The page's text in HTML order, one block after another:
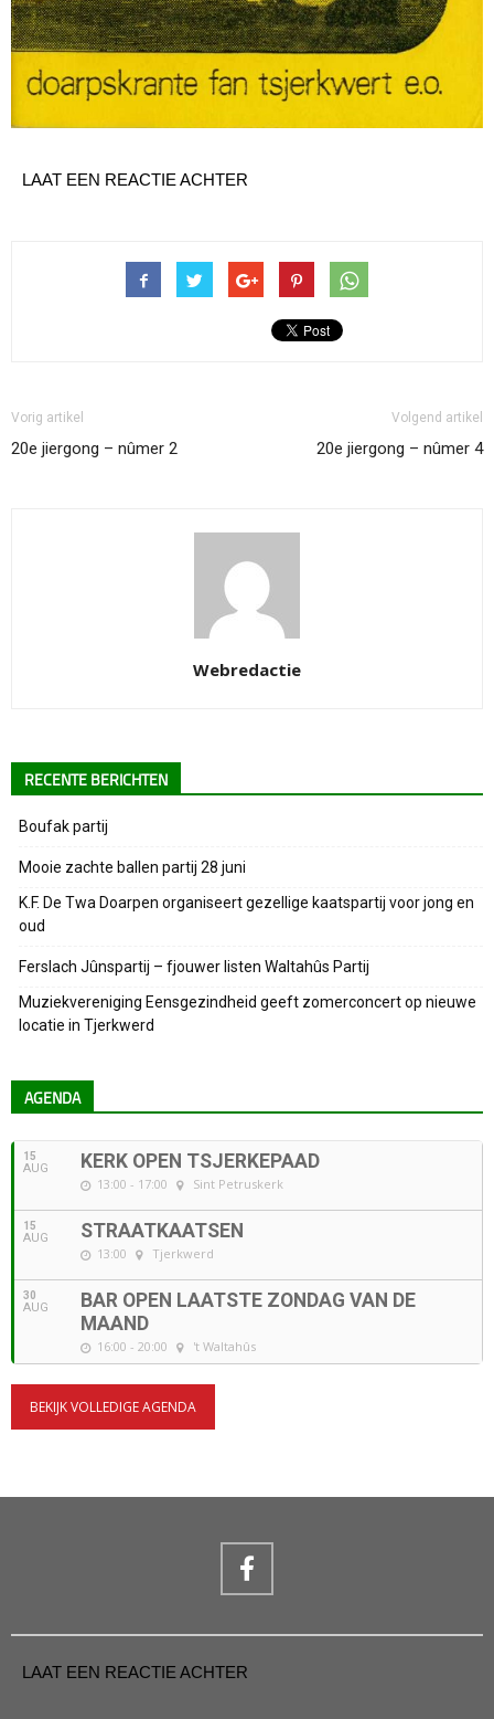
LAAT EEN REACTIE ACHTER
Vorig artikel
20e jiergong – nûmer 2
Volgend artikel
20e jiergong – nûmer 4
Webredactie
RECENTE BERICHTEN
Boufak partij
Mooie zachte ballen partij 28 juni
K.F. De Twa Doarpen organiseert gezellige kaatspartij voor jong en
oud
Ferslach Jûnspartij – fjouwer listen Waltahûs Partij
Muziekvereniging Eensgezindheid geeft zomerconcert op nieuwe
locatie in Tjerkwerd
AGENDA
15
AUG KERK OPEN TSJERKEPAAD
13:00 - 17:00 Sint Petruskerk
15
AUG STRAATKAATSEN
13:00 Tjerkwerd
30
AUG
BAR OPEN LAATSTE ZONDAG VAN DE
MAAND
16:00 - 20:00 't Waltahûs
BEKIJK VOLLEDIGE AGENDA
LAAT EEN REACTIE ACHTER